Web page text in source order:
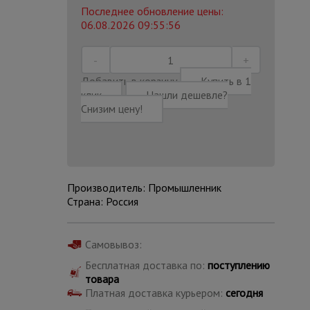
Последнее обновление цены:
06.08.2026 09:55:56
Добавить в корзину
Купить в 1
клик
Нашли дешевле?
Снизим цену!
Производитель: Промышленник
Страна: Россия
Самовывоз:
Бесплатная доставка по: поступлению
товара
Платная доставка курьером: сегодня